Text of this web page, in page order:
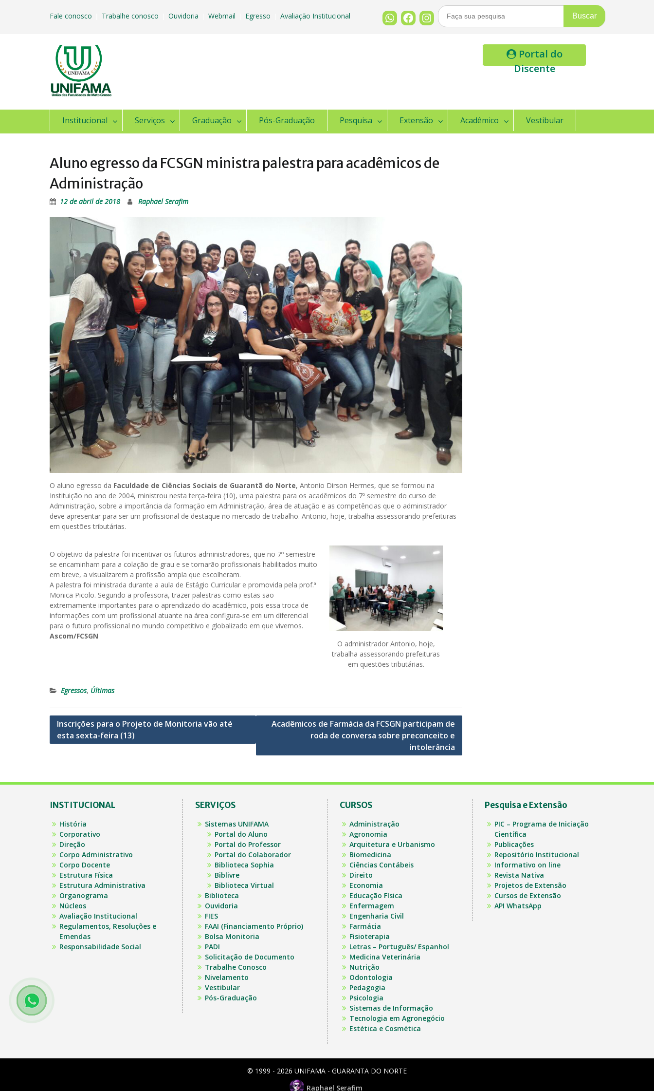
Fale conosco Trabalhe conosco Ouvidoria Webmail Egresso Avaliação Institucional
Buscar
Por:
Portal do
Discente
Institucional Serviços Graduação Pós-Graduação Pesquisa Extensão Acadêmico Vestibular
Aluno egresso da FCSGN ministra palestra para acadêmicos de
Administração
12 de abril de 2018 Raphael Serafim
O aluno egresso da Faculdade de Ciências Sociais de Guarantã do Norte, Antonio Dirson Hermes, que se formou na
Instituição no ano de 2004, ministrou nesta terça-feira (10), uma palestra para os acadêmicos do 7º semestre do curso de
Administração, sobre a importância da formação em Administração, área de atuação e as competências que o administrador
deve apresentar para ser um profissional de destaque no mercado de trabalho. Antonio, hoje, trabalha assessorando prefeituras
em questões tributárias.
O administrador Antonio, hoje,
trabalha assessorando prefeituras
em questões tributárias.
O objetivo da palestra foi incentivar os futuros administradores, que no 7º semestre
se encaminham para a colação de grau e se tornarão profissionais habilitados muito
em breve, a visualizarem a profissão ampla que escolheram.
A palestra foi ministrada durante a aula de Estágio Curricular e promovida pela prof.ª
Monica Picolo. Segundo a professora, trazer palestras como estas são
extremamente importantes para o aprendizado do acadêmico, pois essa troca de
informações com um profissional atuante na área configura-se em um diferencial
para o futuro profissional no mundo competitivo e globalizado em que vivemos.
Ascom/FCSGN
Egressos, Últimas
Navegação
de
Inscrições para o Projeto de Monitoria vão até
esta sexta-feira (13)
Acadêmicos de Farmácia da FCSGN participam de
roda de conversa sobre preconceito e
intolerância
INSTITUCIONAL
História
Corporativo
Direção
Corpo Administrativo
Corpo Docente
Estrutura Física
Estrutura Administrativa
Organograma
Núcleos
Avaliação Institucional
Regulamentos, Resoluções e
Emendas
Responsabilidade Social
SERVIÇOS
Sistemas UNIFAMA
Portal do Aluno
Portal do Professor
Portal do Colaborador
Biblioteca Sophia
Biblivre
Biblioteca Virtual
Biblioteca
Ouvidoria
FIES
FAAI (Financiamento Próprio)
Bolsa Monitoria
PADI
Solicitação de Documento
Trabalhe Conosco
Nivelamento
Vestibular
Pós-Graduação
CURSOS
Administração
Agronomia
Arquitetura e Urbanismo
Biomedicina
Ciências Contábeis
Direito
Economia
Educação Física
Enfermagem
Engenharia Civil
Farmácia
Fisioterapia
Letras – Português/ Espanhol
Medicina Veterinária
Nutrição
Odontologia
Pedagogia
Psicologia
Sistemas de Informação
Tecnologia em Agronegócio
Estética e Cosmética
Pesquisa e Extensão
PIC – Programa de Iniciação
Científica
Publicações
Repositório Institucional
Informativo on line
Revista Nativa
Projetos de Extensão
Cursos de Extensão
API WhatsApp
© 1999 - 2026 UNIFAMA - GUARANTA DO NORTE
Raphael Serafim